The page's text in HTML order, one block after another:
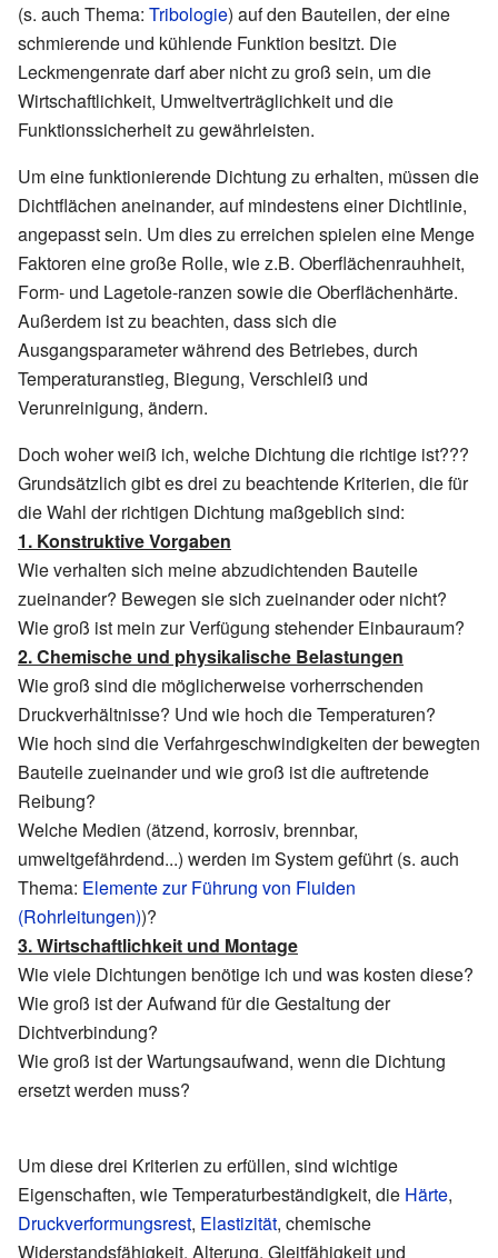
(s. auch Thema: Tribologie) auf den Bauteilen, der eine
schmierende und kühlende Funktion besitzt. Die
Leckmengenrate darf aber nicht zu groß sein, um die
Wirtschaftlichkeit, Umweltverträglichkeit und die
Funktionssicherheit zu gewährleisten.
Um eine funktionierende Dichtung zu erhalten, müssen die
Dichtflächen aneinander, auf mindestens einer Dichtlinie,
angepasst sein. Um dies zu erreichen spielen eine Menge
Faktoren eine große Rolle, wie z.B. Oberflächenrauhheit,
Form- und Lagetole-ranzen sowie die Oberflächenhärte.
Außerdem ist zu beachten, dass sich die
Ausgangsparameter während des Betriebes, durch
Temperaturanstieg, Biegung, Verschleiß und
Verunreinigung, ändern.
Doch woher weiß ich, welche Dichtung die richtige ist???
Grundsätzlich gibt es drei zu beachtende Kriterien, die für
die Wahl der richtigen Dichtung maßgeblich sind:
1. Konstruktive Vorgaben
Wie verhalten sich meine abzudichtenden Bauteile
zueinander? Bewegen sie sich zueinander oder nicht?
Wie groß ist mein zur Verfügung stehender Einbauraum?
2. Chemische und physikalische Belastungen
Wie groß sind die möglicherweise vorherrschenden
Druckverhältnisse? Und wie hoch die Temperaturen?
Wie hoch sind die Verfahrgeschwindigkeiten der bewegten
Bauteile zueinander und wie groß ist die auftretende
Reibung?
Welche Medien (ätzend, korrosiv, brennbar,
umweltgefährdend...) werden im System geführt (s. auch
Thema: Elemente zur Führung von Fluiden
(Rohrleitungen))?
3. Wirtschaftlichkeit und Montage
Wie viele Dichtungen benötige ich und was kosten diese?
Wie groß ist der Aufwand für die Gestaltung der
Dichtverbindung?
Wie groß ist der Wartungsaufwand, wenn die Dichtung
ersetzt werden muss?
Um diese drei Kriterien zu erfüllen, sind wichtige
Eigenschaften, wie Temperaturbeständigkeit, die Härte,
Druckverformungsrest, Elastizität, chemische
Widerstandsfähigkeit, Alterung, Gleitfähigkeit und